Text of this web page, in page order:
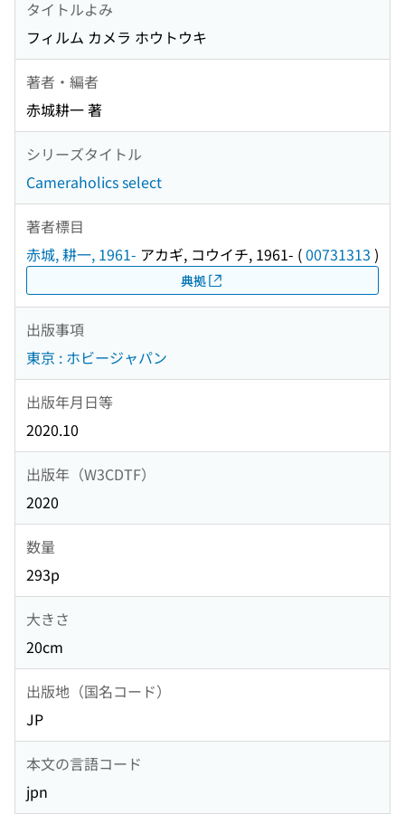
タイトルよみ
フィルム カメラ ホウトウキ
著者・編者
赤城耕一 著
シリーズタイトル
Cameraholics select
著者標目
赤城, 耕一, 1961- アカギ, コウイチ, 1961- (00731313 )
典拠
出版事項
東京 : ホビージャパン
出版年月日等
2020.10
出版年（W3CDTF）
2020
数量
293p
大きさ
20cm
出版地（国名コード）
JP
本文の言語コード
jpn